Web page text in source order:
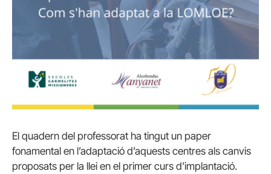
El quadern del professorat ha tingut un paper
fonamental en l’adaptació d’aquests centres als canvis
proposats per la llei en el primer curs d’implantació.